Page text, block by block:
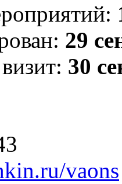
29
30
vaons